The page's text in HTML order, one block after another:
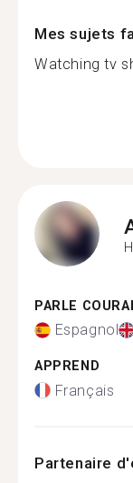
Mes sujets
Watching tv
PARLE
Espagnol
APPREND
Français
Partenaire